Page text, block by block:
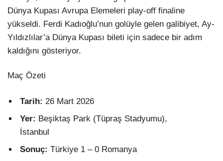
Dünya Kupası Avrupa Elemeleri play-off finaline
yükseldi. Ferdi Kadıoğlu’nun golüyle gelen galibiyet, Ay-
Yıldızlılar’a Dünya Kupası bileti için sadece bir adım
kaldığını gösteriyor.
Maç Özeti
Tarih: 26 Mart 2026
Yer: Beşiktaş Park (Tüpraş Stadyumu),
İstanbul
Sonuç: Türkiye 1 – 0 Romanya